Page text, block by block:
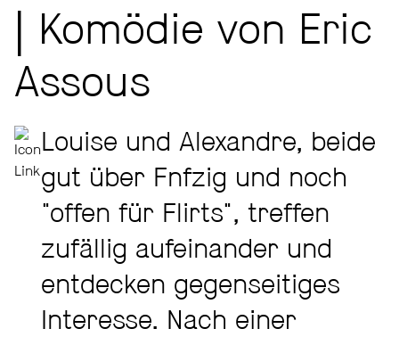
| Komödie von Eric
Assous
Louise und Alexandre, beide
gut über Fnfzig und noch
"offen für Flirts", treffen
zufällig aufeinander und
entdecken gegenseitiges
Interesse. Nach einer